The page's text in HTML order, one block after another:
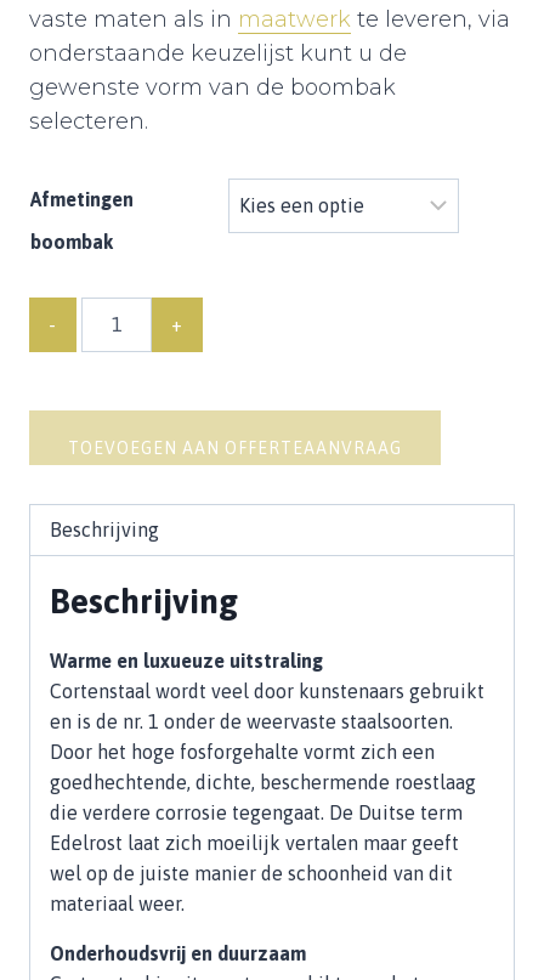
vaste maten als in maatwerk te leveren, via
onderstaande keuzelijst kunt u de
gewenste vorm van de boombak
selecteren.
Afmetingen
boombak
TOEVOEGEN AAN OFFERTEAANVRAAG
Beschrijving
Beschrijving
Warme en luxueuze uitstraling
Cortenstaal wordt veel door kunstenaars gebruikt
en is de nr. 1 onder de weervaste staalsoorten.
Door het hoge fosforgehalte vormt zich een
goedhechtende, dichte, beschermende roestlaag
die verdere corrosie tegengaat. De Duitse term
Edelrost laat zich moeilijk vertalen maar geeft
wel op de juiste manier de schoonheid van dit
materiaal weer.
Onderhoudsvrij en duurzaam